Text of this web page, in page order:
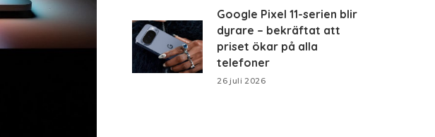
Google Pixel 11-serien blir
dyrare – bekräftat att
priset ökar på alla
telefoner
26 juli 2026